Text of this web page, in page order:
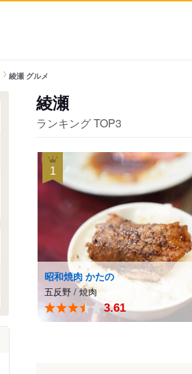
綾瀬 グルメ
綾瀬駅
五反野駅
西新井駅
竹ノ塚駅
大師前駅
青井
六町
扇大
高野駅
江北駅
西
谷在
舎人
綾瀬
ランキング TOP3
1
昭和焼肉 かたの
五反野 / 焼肉
3.61